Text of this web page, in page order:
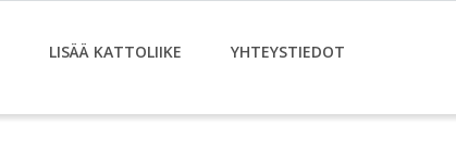
LISÄÄ KATTOLIIKE YHTEYSTIEDOT